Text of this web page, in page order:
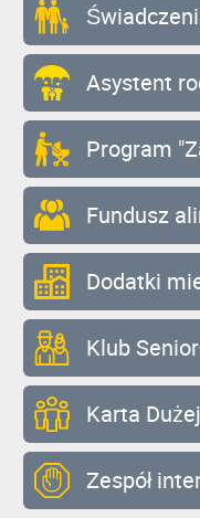
Asystent
Program
Fundusz
Dodatki
Klub
Karta
Zespół